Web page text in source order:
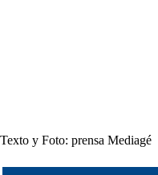
Texto y Foto: prensa Mediagé